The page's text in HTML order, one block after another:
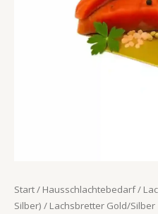
Start/ Hausschlachtebedarf/
Silber) / Lachsbretter Gold/